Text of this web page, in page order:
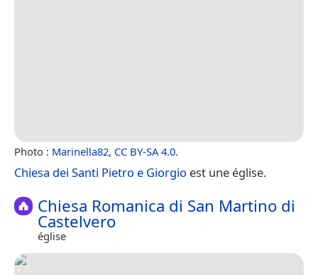
Photo : Marinella82, CC BY-SA 4.0.
Chiesa dei Santi Pietro e Giorgio est une église.
Chiesa Romanica di San Martino di
Castelvero
église